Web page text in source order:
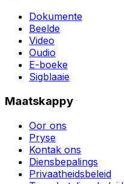
Dokumente
Beelde
Video
Oudio
E-boeke
Sigblaaie
Maatskappy
Oor ons
Pryse
Kontak ons
Diensbepalings
Privaatheidsbeleid